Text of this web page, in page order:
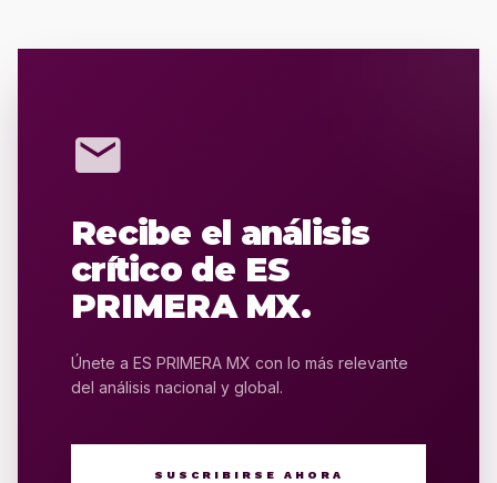
mail
Recibe el análisis
crítico de ES
PRIMERA MX.
Únete a ES PRIMERA MX con lo más relevante
del análisis nacional y global.
SUSCRIBIRSE AHORA